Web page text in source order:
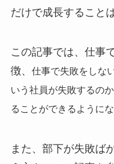
だけで成長すること
この記事では、仕事
徴、 仕事で失敗をしな
いう社員が失敗するの
ることができるようにな
また、部下が失敗ば